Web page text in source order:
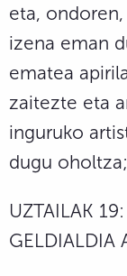
eta,
izena eman
ematea
zaitezte eta
inguruko
dugu
UZTAILAK
GELDIALDIA